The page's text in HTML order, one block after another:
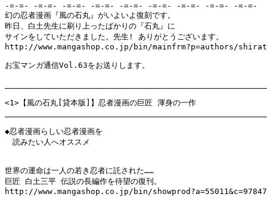
-=-=- -=-=- -=-=- -=-=- -=-=- -=-=- -=-=- -=-=- -=-=-
幻の忍者漫画『風の石丸』がいよいよ復刻です。
昨日、白土先生に刷り上ったばかりの『石丸』に
サインをしていただきました。先生! ありがとうございます。
http://www.mangashop.co.jp/bin/mainfrm?p=authors/
お宝マンガ通信Vol.63をお送りします。
<1>【風の石丸[貸本版]】忍者漫画の巨匠 渾身の一作
◆忍者漫画らしい忍者漫画を
読みたい人へオススメ
世界の運命は一人の若き忍者に託された……
巨匠 白土三平 伝説の長編作を待望の復刊。
http://www.mangashop.co.jp/bin/